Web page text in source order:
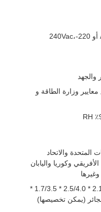
مدخل: AC100-240Vac، 50/60Hz أو 220-240Vac،
والجهد
وزارة الطاقة و
المتحدة والاتحاد
وكوريا واليابان
خيارات القابس المتردد: 5.5 * 2.1/5.5 * 2.5/4.0 * 1.7/3.5 *